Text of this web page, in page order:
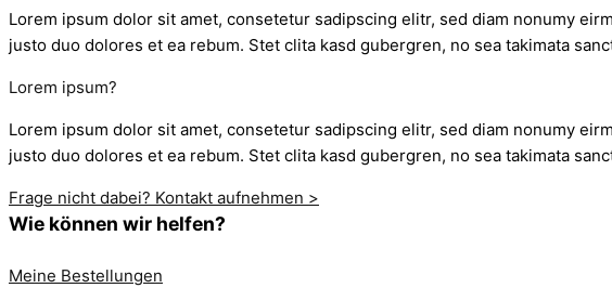
Lorem ipsum dolor sit amet, consetetur sadipscing elitr, sed diam nonumy
justo duo dolores et ea rebum. Stet clita kasd gubergren, no sea takimata
Lorem ipsum?
Lorem ipsum dolor sit amet, consetetur sadipscing elitr, sed diam nonumy
justo duo dolores et ea rebum. Stet clita kasd gubergren, no sea takimata
Frage nicht dabei? Kontakt aufnehmen >
Wie können wir helfen?
Meine Bestellungen